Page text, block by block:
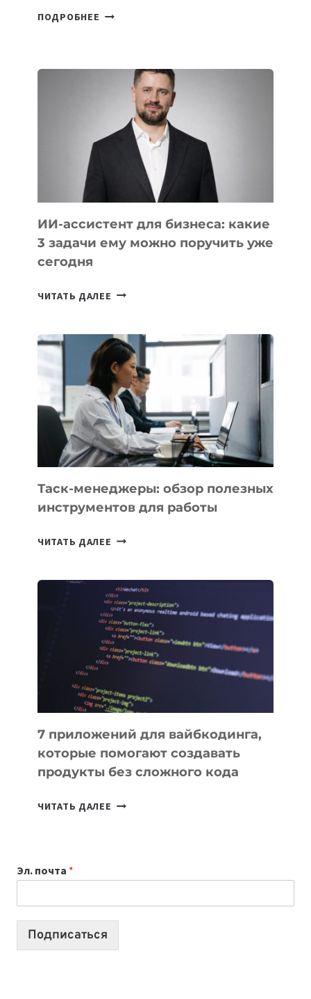
ПОДРОБНЕЕ
КОТОРЫЕ
РАЗВИВАЮТ
ТЕХНОЛОГИЧЕСКОЕ
ОБРАЗОВАНИЕ
ТАДЖИКИСТАНА
ИИ-ассистент для бизнеса: какие
3 задачи ему можно поручить уже
сегодня
ЧИТАТЬ ДАЛЕЕ ИИ-
БИЗНЕСА:
КАКИЕ
3
ЗАДАЧИ
ЕМУ
МОЖНО
ПОРУЧИТЬ
УЖЕ
СЕГОДНЯ
Таск-менеджеры: обзор полезных
инструментов для работы
ЧИТАТЬ ДАЛЕЕ ТАСК-
ПОЛЕЗНЫХ
ИНСТРУМЕНТОВ
ДЛЯ
РАБОТЫ
7 приложений для вайбкодинга,
которые помогают создавать
продукты без сложного кода
ЧИТАТЬ ДАЛЕЕ
СОЗДАВАТЬ
ПРОДУКТЫ
Эл. почта *
Подписаться